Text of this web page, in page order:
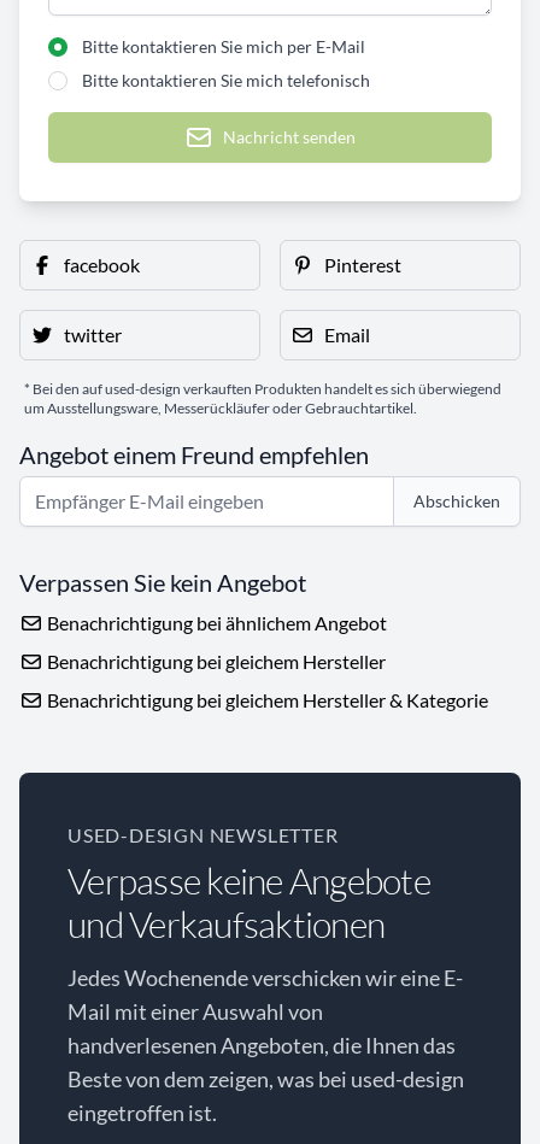
Bitte kontaktieren Sie mich per E-Mail
Bitte kontaktieren Sie mich telefonisch
Nachricht senden
facebook Pinterest
twitter Email
* Bei den auf used-design verkauften Produkten handelt es sich überwiegend
um Ausstellungsware, Messerückläufer oder Gebrauchtartikel.
Angebot einem Freund empfehlen
Abschicken
Verpassen Sie kein Angebot
Benachrichtigung bei ähnlichem Angebot
Benachrichtigung bei gleichem Hersteller
Benachrichtigung bei gleichem Hersteller & Kategorie
USED-DESIGN NEWSLETTER
Verpasse keine Angebote
und Verkaufsaktionen
Jedes Wochenende verschicken wir eine E-
Mail mit einer Auswahl von
handverlesenen Angeboten, die Ihnen das
Beste von dem zeigen, was bei used-design
eingetroffen ist.